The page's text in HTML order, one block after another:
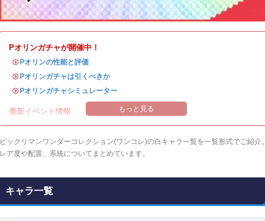
Pオリンガチャが開催中！
・Pオリンの性能と評価
・Pオリンガチャは引くべきか
・Pオリンガチャシミュレーター
最新イベント情報 もっと見る
ビックリマンワンダーコレクション(ワンコレ)の白キャラ一覧を一覧形式でご紹介。
レア度や配置、系統についてまとめています。
キャラ一覧